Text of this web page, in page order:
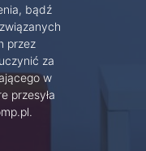
bądź
przez
za
w
przesyła